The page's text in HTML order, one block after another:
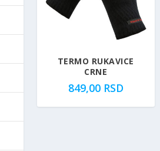
TERMO RUKAVICE
CRNE
849,00 RSD